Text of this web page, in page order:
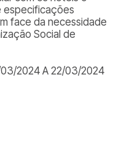
especificações
face da necessidade
Social de
03/2024 A 22/03/2024